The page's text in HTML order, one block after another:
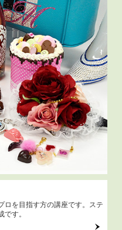
ロを目指す方の講座です。ステ
す。